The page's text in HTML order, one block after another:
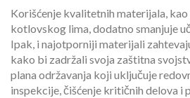
Korišćenje kvalitetnih materijala,
kotlovskog lima, dodatno smanjuje
Ipak, i najotporniji materijali
kako bi zadržali svoja zaštitna
plana održavanja koji uključuje
inspekcije, čišćenje kritičnih delova i